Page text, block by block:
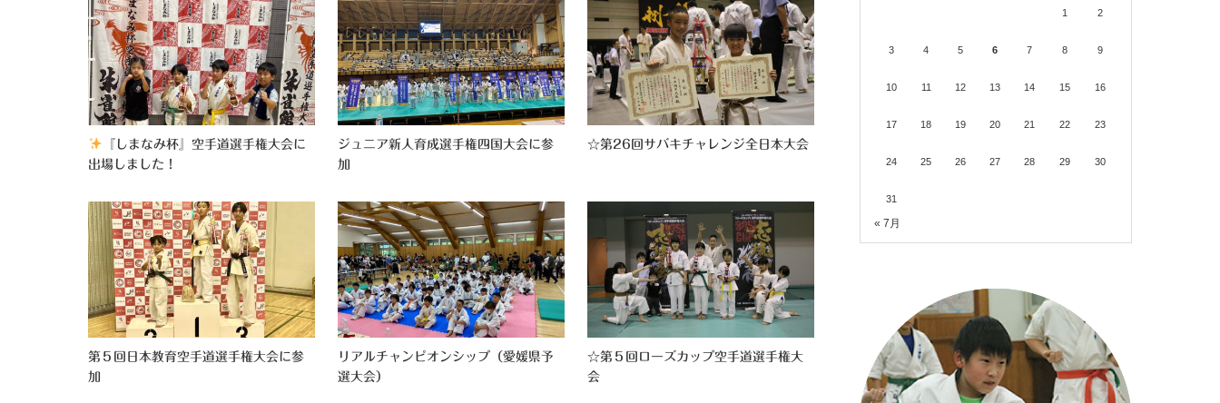
『しまなみ杯』空手道選手権大会に
出場しました！
ジュニア新人育成選手権四国大会に参
加
☆第26回サバキチャレンジ全日本大会
第５回日本教育空手道選手権大会に参
加
リアルチャンピオンシップ（愛媛県予
選大会）
☆第５回ローズカップ空手道選手権大
会
1 2
3 4 5 6 7 8 9
10 11 12 13 14 15 16
17 18 19 20 21 22 23
24 25 26 27 28 29 30
31
« 7月